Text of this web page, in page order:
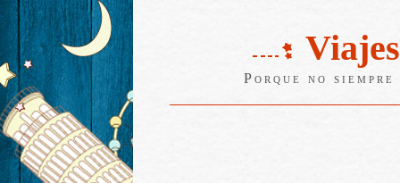
Porque no